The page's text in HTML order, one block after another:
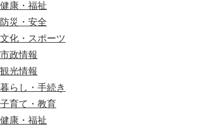
健康・福祉
防災・安全
文化・スポーツ
市政情報
観光情報
暮らし・手続き
子育て・教育
健康・福祉